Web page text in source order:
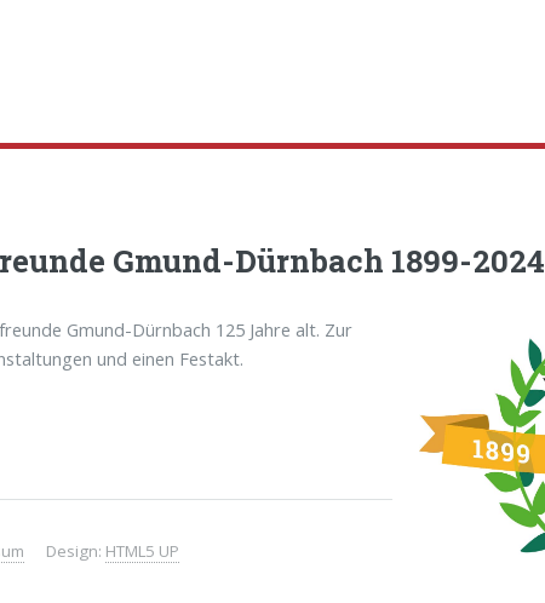
Gmund-Dürnbach 1899-2024
Gmund-Dürnbach 125 Jahre alt. Zur
und einen Festakt.
Design: HTML5 UP